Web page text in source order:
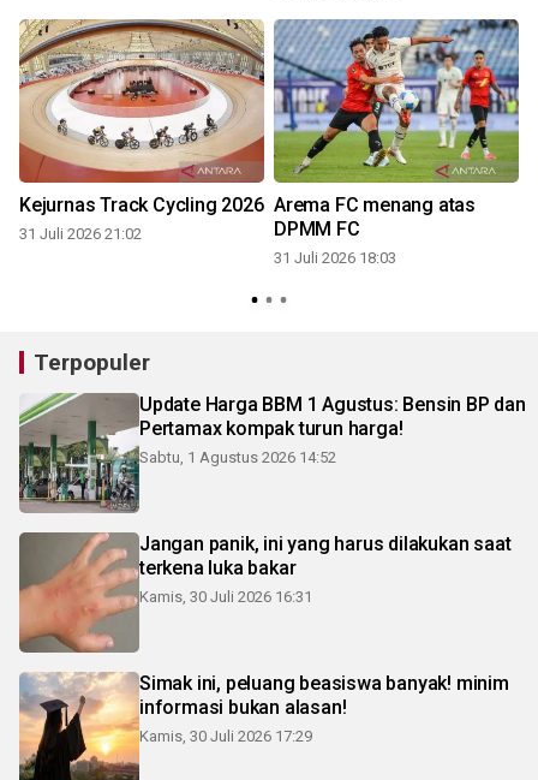
Kejurnas Track Cycling 2026
31 Juli 2026 21:02
Arema FC menang atas
DPMM FC
31 Juli 2026 18:03
Terpopuler
Update Harga BBM 1 Agustus: Bensin BP dan
Pertamax kompak turun harga!
Sabtu, 1 Agustus 2026 14:52
Jangan panik, ini yang harus dilakukan saat
terkena luka bakar
Kamis, 30 Juli 2026 16:31
Simak ini, peluang beasiswa banyak! minim
informasi bukan alasan!
Kamis, 30 Juli 2026 17:29